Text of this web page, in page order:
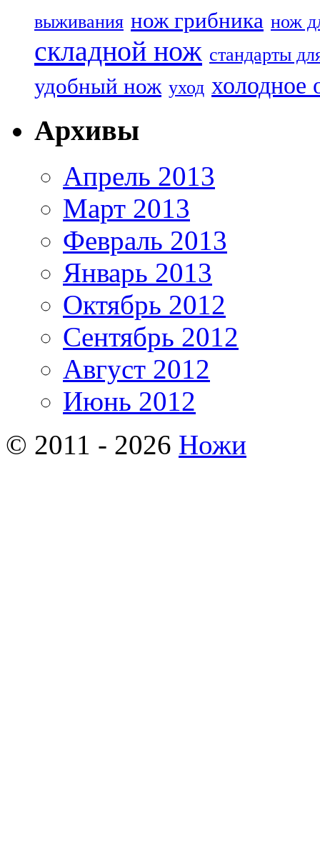
выживания нож грибника нож
складной нож стандарты
удобный нож уход холодное
Архивы
Апрель 2013
Март 2013
Февраль 2013
Январь 2013
Октябрь 2012
Сентябрь 2012
Август 2012
Июнь 2012
© 2011 - 2026 Ножи